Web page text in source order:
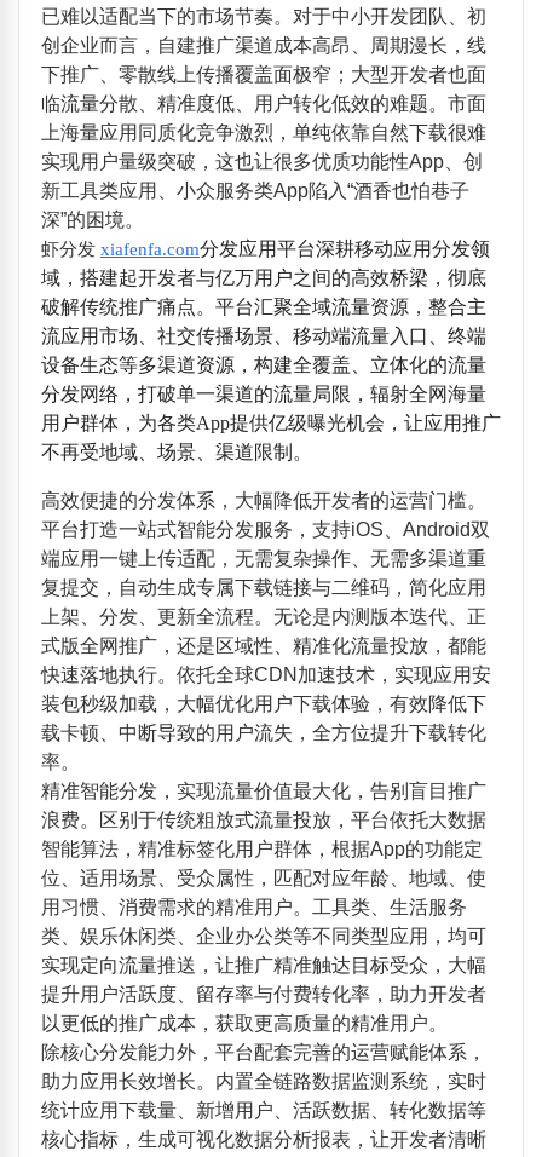
已难以适配当下的市场节奏。对于中小开发团队、初
创企业而言，自建推广渠道成本高昂、周期漫长，线
下推广、零散线上传播覆盖面极窄；大型开发者也面
临流量分散、精准度低、用户转化低效的难题。市面
上海量应用同质化竞争激烈，单纯依靠自然下载很难
实现用户量级突破，这也让很多优质功能性App、创
新工具类应用、小众服务类App陷入“酒香也怕巷子
深”的困境。
虾分发 xiafenfa.com分发应用平台深耕移动应用分发领
域，搭建起开发者与亿万用户之间的高效桥梁，彻底
破解传统推广痛点。平台汇聚全域流量资源，整合主
流应用市场、社交传播场景、移动端流量入口、终端
设备生态等多渠道资源，构建全覆盖、立体化的流量
分发网络，打破单一渠道的流量局限，辐射全网海量
用户群体，为各类App提供亿级曝光机会，让应用推广
不再受地域、场景、渠道限制。
高效便捷的分发体系，大幅降低开发者的运营门槛。
平台打造一站式智能分发服务，支持iOS、Android双
端应用一键上传适配，无需复杂操作、无需多渠道重
复提交，自动生成专属下载链接与二维码，简化应用
上架、分发、更新全流程。无论是内测版本迭代、正
式版全网推广，还是区域性、精准化流量投放，都能
快速落地执行。依托全球CDN加速技术，实现应用安
装包秒级加载，大幅优化用户下载体验，有效降低下
载卡顿、中断导致的用户流失，全方位提升下载转化
率。
精准智能分发，实现流量价值最大化，告别盲目推广
浪费。区别于传统粗放式流量投放，平台依托大数据
智能算法，精准标签化用户群体，根据App的功能定
位、适用场景、受众属性，匹配对应年龄、地域、使
用习惯、消费需求的精准用户。工具类、生活服务
类、娱乐休闲类、企业办公类等不同类型应用，均可
实现定向流量推送，让推广精准触达目标受众，大幅
提升用户活跃度、留存率与付费转化率，助力开发者
以更低的推广成本，获取更高质量的精准用户。
除核心分发能力外，平台配套完善的运营赋能体系，
助力应用长效增长。内置全链路数据监测系统，实时
统计应用下载量、新增用户、活跃数据、转化数据等
核心指标，生成可视化数据分析报表，让开发者清晰